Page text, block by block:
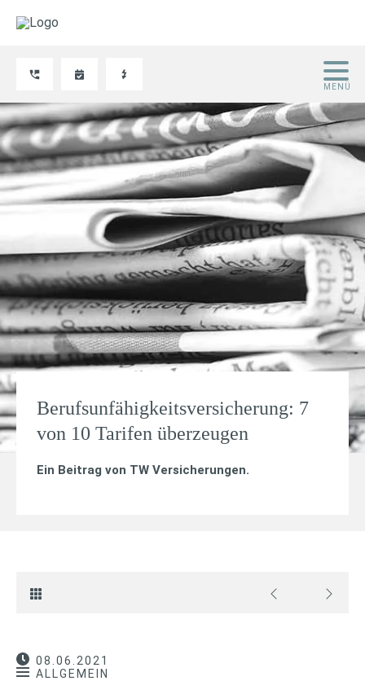
Berufsunfähigkeitsversicherung: 7
von 10 Tarifen überzeugen
Ein Beitrag von TW Versicherungen.
08.06.2021
ALLGEMEIN